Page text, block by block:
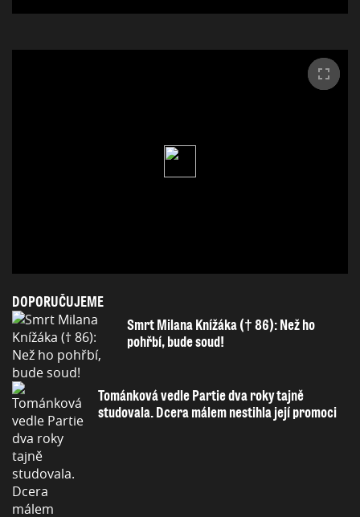
DOPORUČUJEME
Smrt Milana Knížáka († 86): Než ho
pohřbí, bude soud!
Tománková vedle Partie dva roky tajně
studovala. Dcera málem nestihla její promoci